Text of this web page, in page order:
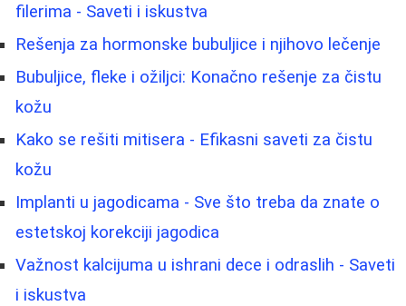
filerima - Saveti i iskustva
Rešenja za hormonske bubuljice i njihovo lečenje
Bubuljice, fleke i ožiljci: Konačno rešenje za čistu
kožu
Kako se rešiti mitisera - Efikasni saveti za čistu
kožu
Implanti u jagodicama - Sve što treba da znate o
estetskoj korekciji jagodica
Važnost kalcijuma u ishrani dece i odraslih - Saveti
i iskustva